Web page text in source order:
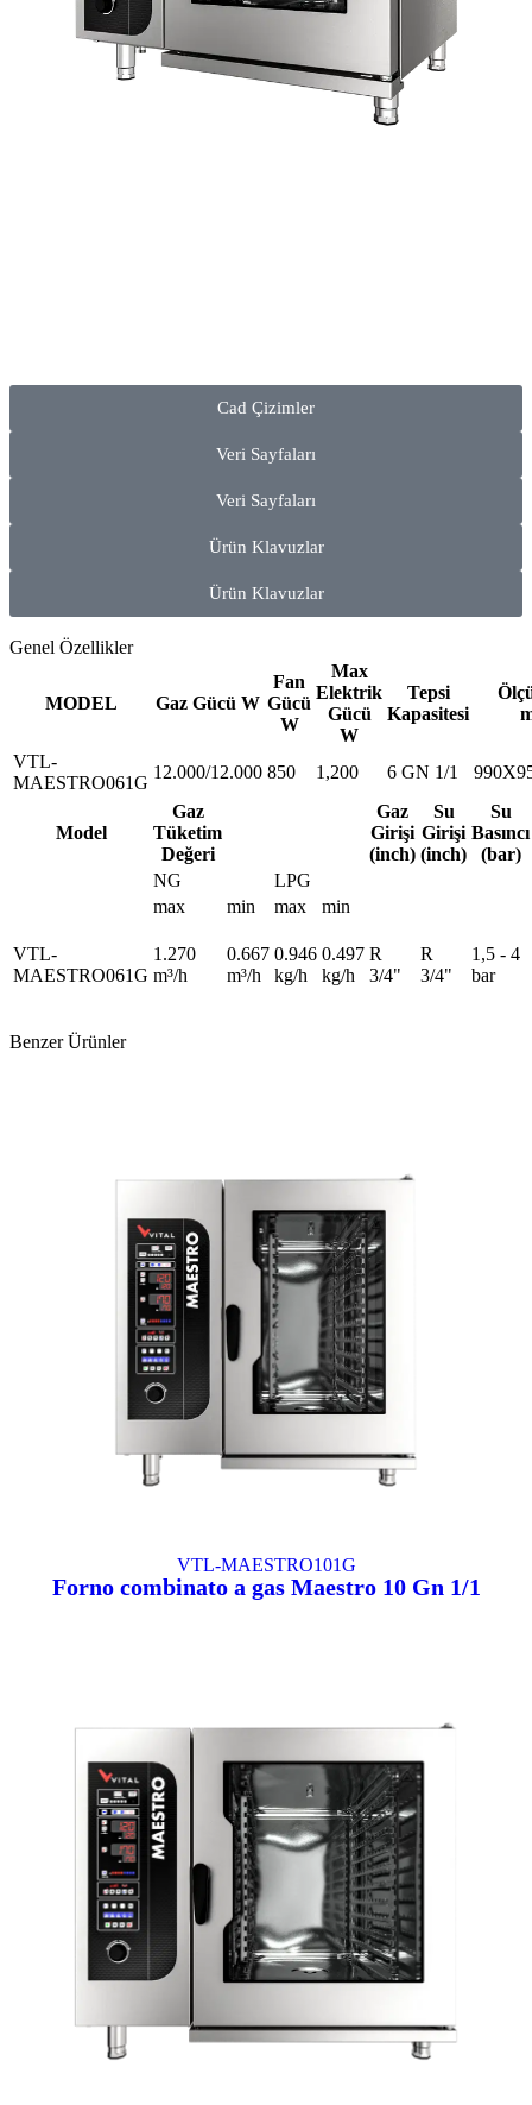
Cad Çizimler
Veri Sayfaları
Veri Sayfaları
Ürün Klavuzlar
Ürün Klavuzlar
Genel Özellikler
MODEL Gaz Gücü W
Fan
Gücü
W
Max
Elektrik
Gücü
W
Tepsi
Kapasitesi
VTL-
MAESTRO061G
12.000/12.000 850 1,200 6 GN 1/1
Model
Gaz
Tüketim
Değeri
Gaz
Girişi
(inch)
Su
Girişi
(inch)
Su
Basıncı
(bar)
NG
LPG
max
min max min
VTL-
MAESTRO061G
1.270
m³/h
0.667
m³/h
0.946
kg/h
0.497
kg/h
R
3/4"
R
3/4"
1,5 - 4
bar
Benzer Ürünler
VTL-MAESTRO101G
Forno combinato a gas Maestro 10 Gn 1/1